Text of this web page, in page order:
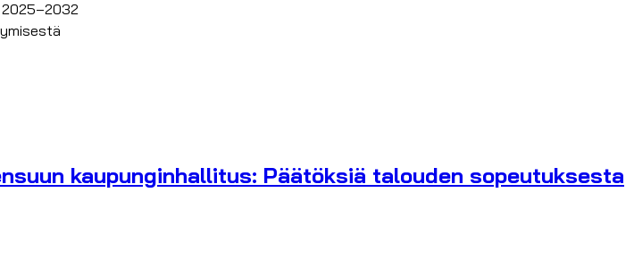
kaupunginhallitus: Päätöksiä talouden sopeutuksesta